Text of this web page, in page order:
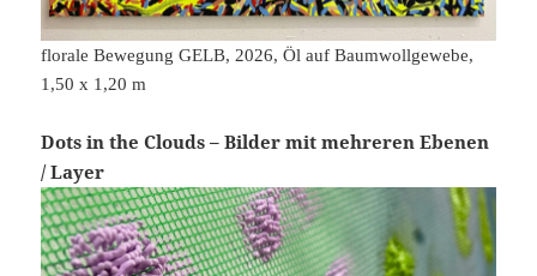
florale Bewegung GELB, 2026, Öl auf Baumwollgewebe,
1,50 x 1,20 m
Dots in the Clouds – Bilder mit mehreren Ebenen
/ Layer